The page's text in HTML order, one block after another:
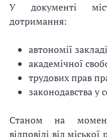
У документі
дотримання:
автономії
академічної
трудових прав
законодавства у
Станом на
відповіді від